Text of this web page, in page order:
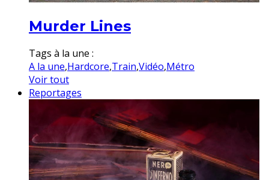
Murder Lines
Tags à la une :
A la une,Hardcore,Train,Vidéo,Métro
Voir tout
Reportages